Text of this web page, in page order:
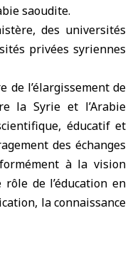
saoudite.
des universités
privées syriennes
de l’élargissement de
la Syrie et l’Arabie
éducatif et
des échanges
à la vision
de l’éducation en
la connaissance